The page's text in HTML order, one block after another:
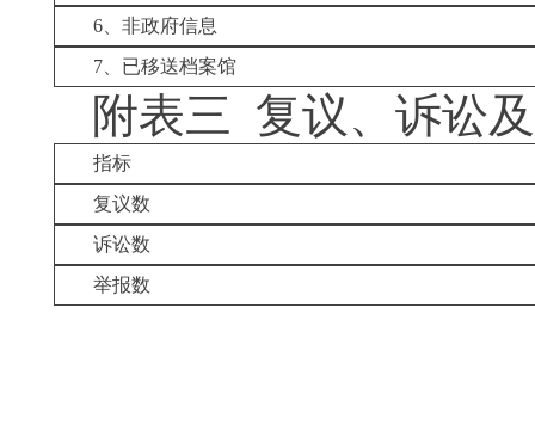
6 、非政府信息
7 、已移送档案馆
附表三 复议、诉讼
指标
复议数
诉讼数
举报数